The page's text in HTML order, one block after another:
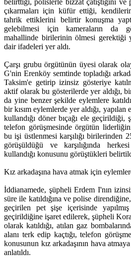
belirttiği, polislerle bizzat çatıştığını
çıkarmaları için küfür ettiği,
tahrik ettiklerini belirtir konuşma
gelebilmesi için kameraların da
mahallinde birilerinin ölmesi gerektiği
dair ifadeleri yer aldı.
Çarşı grubu örgütünün üyesi olarak
G'nin Erenköy semtinde topladığı
Taksim'e getirip izinsiz gösteriye
aktif olarak bu gösterilerde yer aldığı,
da yine benzer şekilde eylemlere
bir kısım eylemlerde yer aldığı, yapılan
kullandığı döner bıçağı ele geçirildiği,
telefon görüşmesinde örgütün
bu işi üstlenmesi karşılığı birilerinden
görüşüldüğü ve karşılığında
kullandığı konusunu görüştükleri
Kız arkadaşına hava atmak için
İddianamede, şüpheli Erdem I'nın
süre ile katıldığına ve polise
geçirilen pet şişe içerisinde
geçirildiğine işaret edilerek, şüpheli
olarak katıldığı, atılan gaz
alanı terk edip kaçtığı, telefon
konusunun kız arkadaşının hava
anlatıldı.